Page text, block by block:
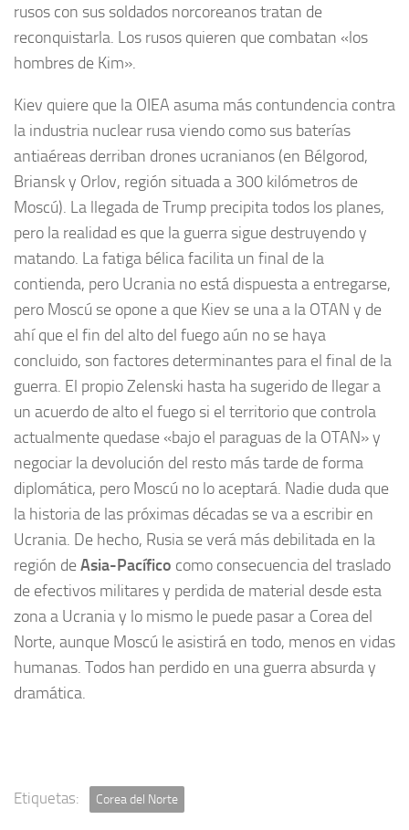
rusos con sus soldados norcoreanos tratan de
reconquistarla. Los rusos quieren que combatan «los
hombres de Kim».
Kiev quiere que la OIEA asuma más contundencia contra
la industria nuclear rusa viendo como sus baterías
antiaéreas derriban drones ucranianos (en Bélgorod,
Briansk y Orlov, región situada a 300 kilómetros de
Moscú). La llegada de Trump precipita todos los planes,
pero la realidad es que la guerra sigue destruyendo y
matando. La fatiga bélica facilita un final de la
contienda, pero Ucrania no está dispuesta a entregarse,
pero Moscú se opone a que Kiev se una a la OTAN y de
ahí que el fin del alto del fuego aún no se haya
concluido, son factores determinantes para el final de la
guerra. El propio Zelenski hasta ha sugerido de llegar a
un acuerdo de alto el fuego si el territorio que controla
actualmente quedase «bajo el paraguas de la OTAN» y
negociar la devolución del resto más tarde de forma
diplomática, pero Moscú no lo aceptará. Nadie duda que
la historia de las próximas décadas se va a escribir en
Ucrania. De hecho, Rusia se verá más debilitada en la
región deAsia-Pacífico como consecuencia del traslado
de efectivos militares y perdida de material desde esta
zona a Ucrania y lo mismo le puede pasar a Corea del
Norte, aunque Moscú le asistirá en todo, menos en vidas
humanas. Todos han perdido en una guerra absurda y
dramática.
Etiquetas: Corea del Norte